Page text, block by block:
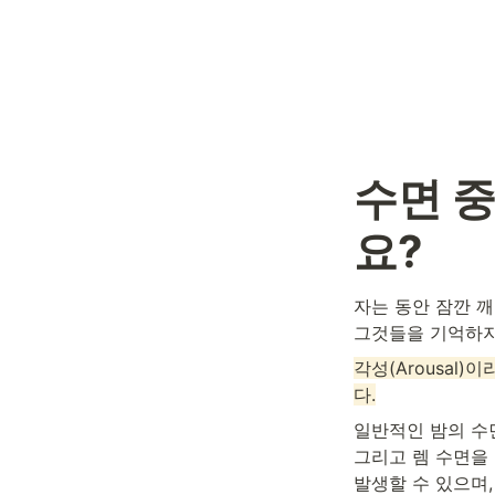
수면
요?
자는 동안 잠깐
그것들을 기억하
각성(Arousal)이
다.
일반적인 밤의
그리고 렘 수면
발생할 수 있으